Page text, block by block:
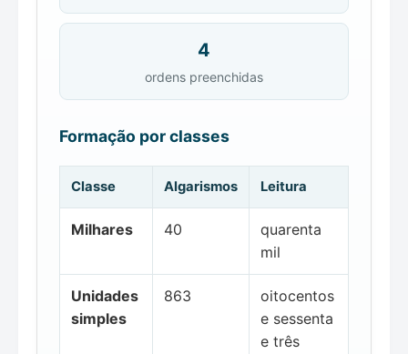
4
ordens preenchidas
Formação por classes
Classe Algarismos Leitura
Milhares 40
quarenta
mil
Unidades
simples
863
oitocentos
e sessenta
e três